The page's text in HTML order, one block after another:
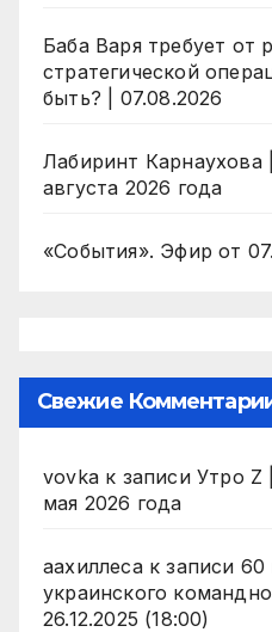
Баба Варя требует от
стратегической
быть? | 07.08.2026
Лабиринт
августа 2026 года
«События». Эфир от
Свежие
vovka к записи Утро Z
мая 2026 года
аахиллесак записи 60
украинского
26.12.2025 (18:00)